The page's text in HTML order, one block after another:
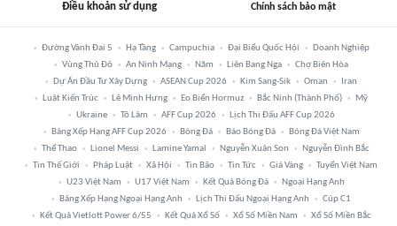
Điều khoản sử dụng Chính sách bảo mật
Đường Vành Đai 5 Hạ Tầng Campuchia Đại Biểu Quốc Hội
Doanh Nghiệp
Vùng Thủ Đô
An Ninh Mạng Năm Liên Bang Nga
Chợ Biên Hòa
Dự Án Đầu Tư Xây Dựng
ASEAN Cup 2026 Kim Sang-Sik Oman
Iran
Luật Kiến Trúc
Lê Minh Hưng Eo Biển Hormuz Bắc Ninh (thành Phố)
Mỹ
Ukraine
Tô Lâm AFF Cup 2026
Lịch Thi Đấu AFF Cup 2026
Bảng Xếp Hạng AFF Cup 2026
Bóng Đá Báo Bóng Đá
Bóng Đá Việt Nam
Thể Thao
Lionel Messi Lamine Yamal Nguyễn Xuân Son
Nguyễn Đình Bắc
Tin Thế Giới
Pháp Luật Xã Hội Tin Bão Tin Tức Giá Vàng
Tuyển Việt Nam
U23 Việt Nam
U17 Việt Nam Kết Quả Bóng Đá
Ngoại Hạng Anh
Bảng Xếp Hạng Ngoại Hạng Anh
Lịch Thi Đấu Ngoại Hạng Anh
Cúp C1
Kết Quả Vietlott Power 6/55
Kết Quả Xổ Số Xổ Số Miền Nam Xổ Số Miền Bắc